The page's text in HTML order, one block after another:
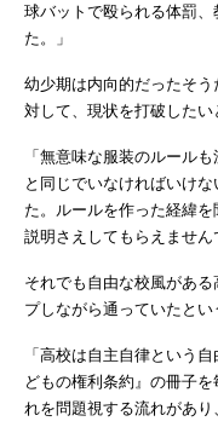
球バットで殴られる体罰
た。」
幼少期は内向的だったそ
対して、現状を打破したい
「無意味な服装のルール
と同じでいなければいけ
た。ルールを作った経緯を
説明さえしてもらえません
それでも自由な校風があ
プしながら通っていたとい
「高校は自主自律という
どもの権利条約』の冊子
れを問題視する流れがあ